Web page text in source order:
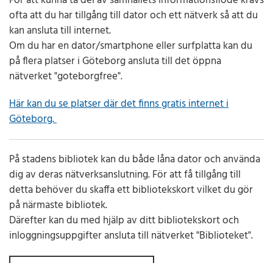
ofta att du har tillgång till dator och ett nätverk så att du
kan ansluta till internet.
Om du har en dator/smartphone eller surfplatta kan du
på flera platser i Göteborg ansluta till det öppna
nätverket "goteborgfree".
Här kan du se platser där det finns gratis internet i
Göteborg.
På stadens bibliotek kan du både låna dator och använda
dig av deras nätverksanslutning. För att få tillgång till
detta behöver du skaffa ett bibliotekskort vilket du gör
på närmaste bibliotek.
Därefter kan du med hjälp av ditt bibliotekskort och
inloggningsuppgifter ansluta till nätverket "Biblioteket".